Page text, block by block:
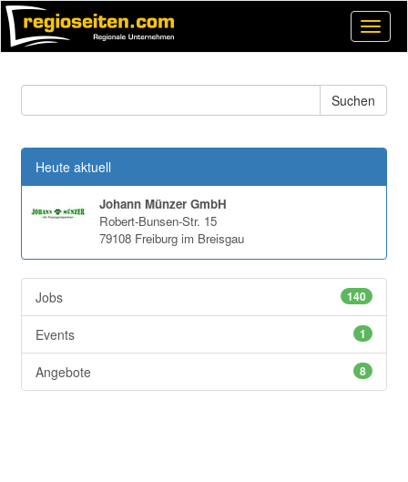
Open
Heute aktuell
Johann Münzer GmbH
Robert-Bunsen-Str. 15
79108 Freiburg im Breisgau
Jobs 140
Events 1
Angebote 8